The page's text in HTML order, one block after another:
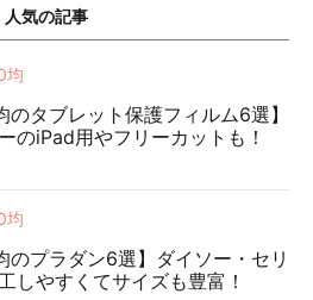
人気の記事
均
のタブレット保護フィルム6選】
のiPad用やフリーカットも！
均
のプラダン6選】ダイソー・セリ
しやすくてサイズも豊富！